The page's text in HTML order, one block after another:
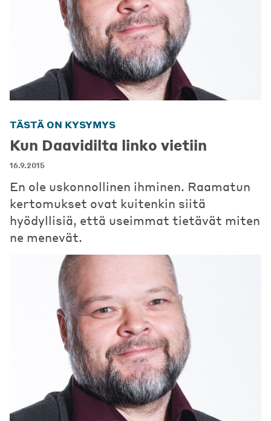
TÄSTÄ ON KYSYMYS
Kun Daavidilta linko vietiin
16.9.2015
En ole uskonnollinen ihminen. Raamatun
kertomukset ovat kuitenkin siitä
hyödyllisiä, että useimmat tietävät miten
ne menevät.